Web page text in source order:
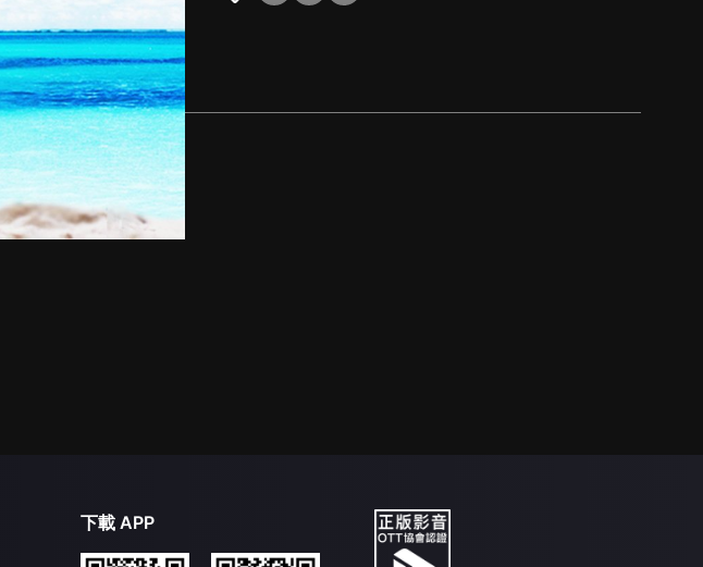
下載 APP